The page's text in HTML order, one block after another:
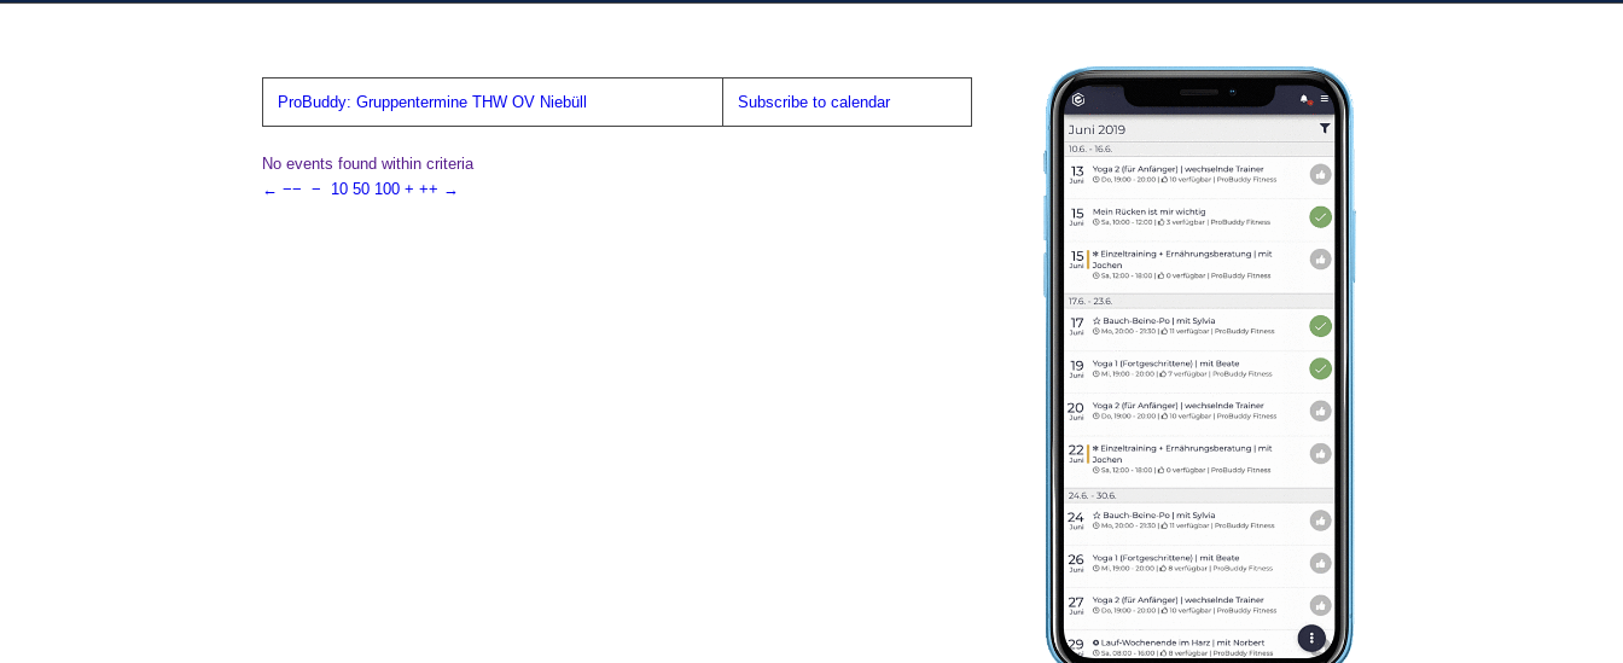
ProBuddy: Gruppentermine THW OV Niebüll Subscribe to calendar
No events found within criteria
← −− − 10 50 100 + ++ →